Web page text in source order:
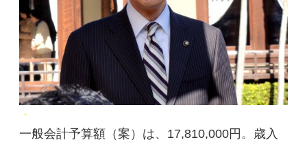
・
一般会計予算額（案）は、17,810,000円。歳入